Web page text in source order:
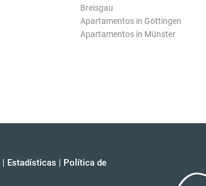
Breisgau
Apartamentos in Göttingen
Apartamentos in Münster
| Estadísticas | Política de